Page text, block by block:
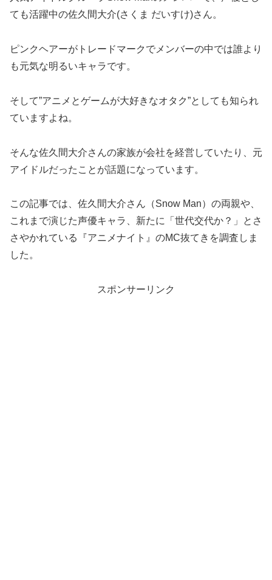
ても活躍中の佐久間大介(さくま だいすけ)さん。
ピンクヘアーがトレードマークでメンバーの中では誰より
も元気な明るいキャラです。
そして”アニメとゲームが大好きなオタク”としても知られ
ていますよね。
そんな佐久間大介さんの家族が会社を経営していたり、元
アイドルだったことが話題になっています。
この記事では、佐久間大介さん（Snow Man）の両親や、
これまで演じた声優キャラ、新たに「世代交代か？」とさ
さやかれている『アニメナイト』のMC抜てきを調査しま
した。
スポンサーリンク